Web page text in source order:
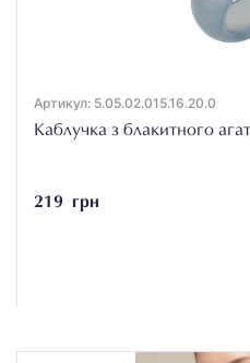
Артикул: 5.05.02.015.16.20.0
Каблучка з блакитного
219 грн